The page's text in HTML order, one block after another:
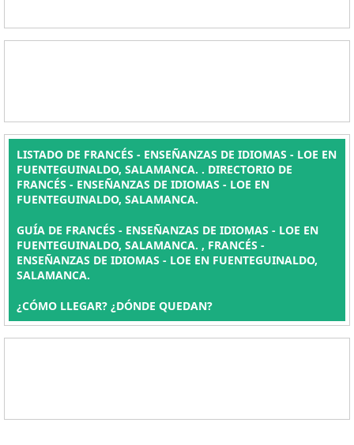
LISTADO DE FRANCÉS - ENSEÑANZAS DE IDIOMAS - LOE EN
FUENTEGUINALDO, SALAMANCA. . DIRECTORIO DE
FRANCÉS - ENSEÑANZAS DE IDIOMAS - LOE EN
FUENTEGUINALDO, SALAMANCA.
GUÍA DE FRANCÉS - ENSEÑANZAS DE IDIOMAS - LOE EN
FUENTEGUINALDO, SALAMANCA. , FRANCÉS -
ENSEÑANZAS DE IDIOMAS - LOE EN FUENTEGUINALDO,
SALAMANCA.
¿CÓMO LLEGAR? ¿DÓNDE QUEDAN?